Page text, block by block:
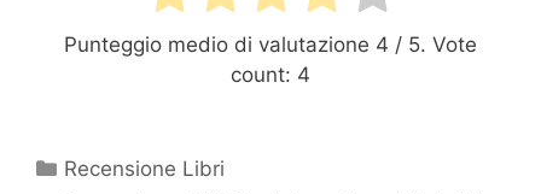
Punteggio medio di valutazione 4 / 5. Vote
count: 4
Categorie
Recensione Libri